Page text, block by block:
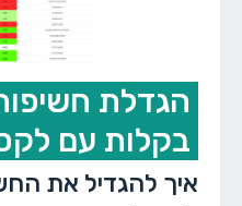
הגדלת
בקלות עם
איך להגדיל את